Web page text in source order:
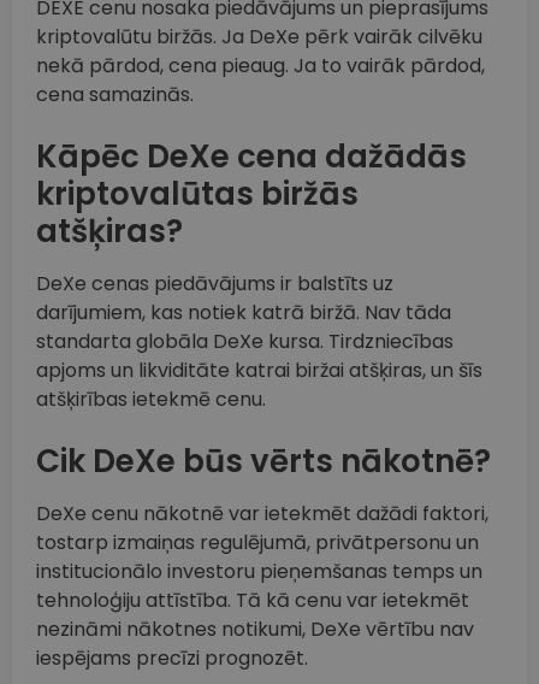
DEXE cenu nosaka piedāvājums un pieprasījums
kriptovalūtu biržās. Ja DeXe pērk vairāk cilvēku
nekā pārdod, cena pieaug. Ja to vairāk pārdod,
cena samazinās.
Kāpēc DeXe cena dažādās
kriptovalūtas biržās
atšķiras?
DeXe cenas piedāvājums ir balstīts uz
darījumiem, kas notiek katrā biržā. Nav tāda
standarta globāla DeXe kursa. Tirdzniecības
apjoms un likviditāte katrai biržai atšķiras, un šīs
atšķirības ietekmē cenu.
Cik DeXe būs vērts nākotnē?
DeXe cenu nākotnē var ietekmēt dažādi faktori,
tostarp izmaiņas regulējumā, privātpersonu un
institucionālo investoru pieņemšanas temps un
tehnoloģiju attīstība. Tā kā cenu var ietekmēt
nezināmi nākotnes notikumi, DeXe vērtību nav
iespējams precīzi prognozēt.